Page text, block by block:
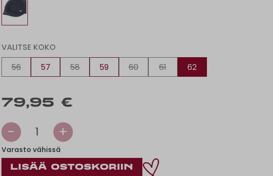
VALITSE KOKO
56
57 58 59 60 61 62
79,95 €
- 1 +
Varasto vähissä